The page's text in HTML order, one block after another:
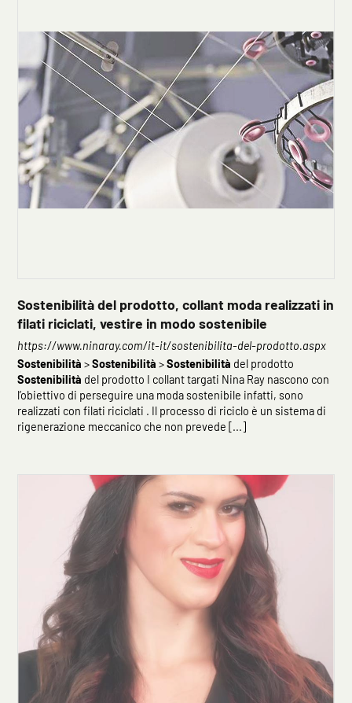
Sostenibilità del prodotto, collant moda realizzati in
filati riciclati, vestire in modo sostenibile
https://www.ninaray.com/it-it/sostenibilita-del-prodotto.aspx
Sostenibilità >Sostenibilità >Sostenibilità del prodotto
Sostenibilità del prodotto I collant targati Nina Ray nascono con
l’obiettivo di perseguire una moda sostenibile infatti, sono
realizzati con filati riciclati . Il processo di riciclo è un sistema di
rigenerazione meccanico che non prevede [...]